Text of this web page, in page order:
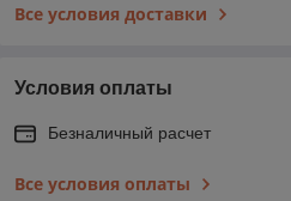
Все условия доставки
Условия оплаты
Безналичный расчет
Все условия оплаты